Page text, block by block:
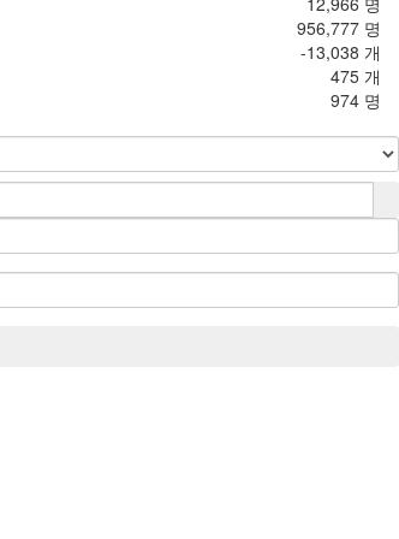
956,777 명
-13,038 개
475 개
974 명